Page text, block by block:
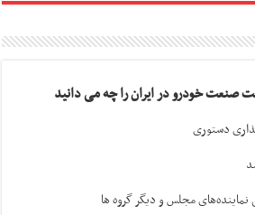
صنعت خودرو در ایران را چه می دانید
دستوری
مجلس و دیگر گروه ها